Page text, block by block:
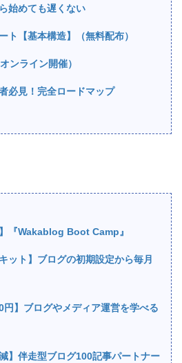
始めても遅くない
ト【基本構造】（無料配布）
ンライン開催）
必見！完全ロードマップ
『Wakablog Boot Camp』
ット】ブログの初期設定から毎月
円】ブログやメディア運営を学べる
】伴走型ブログ100記事パートナー